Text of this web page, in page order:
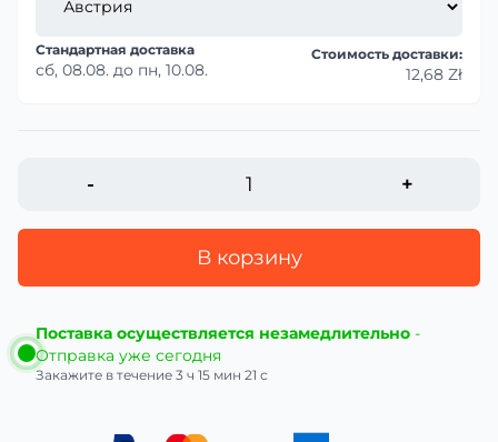
Стандартная доставка
сб, 08.08. до пн, 10.08.
Стоимость доставки:
12,68 Zł
- +
В корзину
Поставка осуществляется незамедлительно -
Отправка уже сегодня
Закажите в течение 3 ч 15 мин 20 с